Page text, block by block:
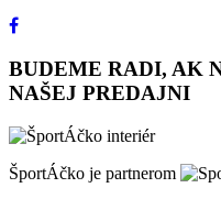
BUDEME RADI, AK
NAŠEJ PREDAJNI
ŠportÁčko je partnerom